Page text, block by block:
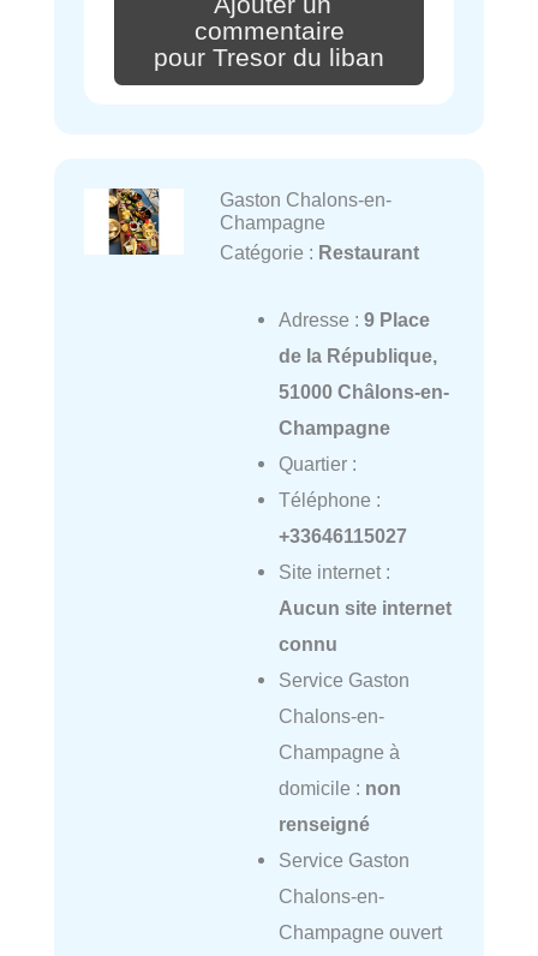
commentaire
pour Tresor du liban
Gaston Chalons-en-
Champagne
Catégorie : Restaurant
Adresse : 9 Place
de la République,
51000 Châlons-en-
Champagne
Quartier :
Téléphone :
+33646115027
Site internet :
Aucun site internet
connu
Service Gaston
Chalons-en-
Champagne à
domicile : non
renseigné
Service Gaston
Chalons-en-
Champagne ouvert